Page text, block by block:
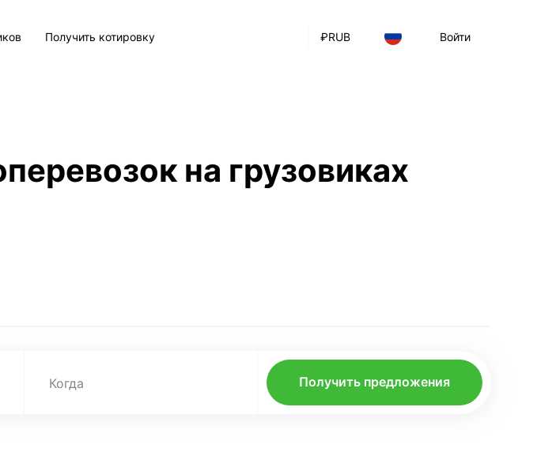
₽RUB Войти
Получить котировку
на грузовиках
Когда Получить предложения